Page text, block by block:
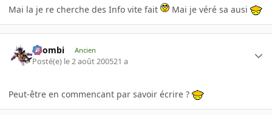
Mai la je re cherche des Info vite fait Mai je véré sa ausi
XZombi Ancien
Posté(e) le 2 août 200521 a
Peut-être en commencant par savoir écrire ?